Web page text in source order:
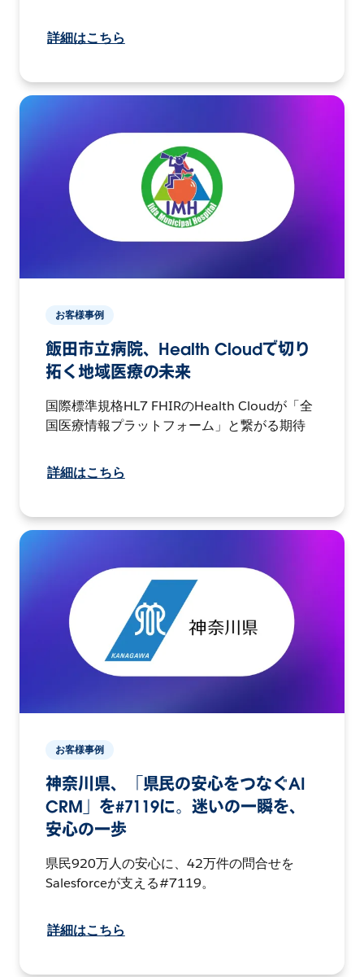
詳細はこちら
お客様事例
飯田市立病院、Health Cloudで切り
拓く地域医療の未来
国際標準規格HL7 FHIRのHealth Cloudが「全
国医療情報プラットフォーム」と繋がる期待
詳細はこちら
お客様事例
神奈川県、「県民の安心をつなぐAI
CRM」を#7119に。迷いの一瞬を、
安心の一歩
県民920万人の安心に、42万件の問合せを
Salesforceが支える#7119。
詳細はこちら